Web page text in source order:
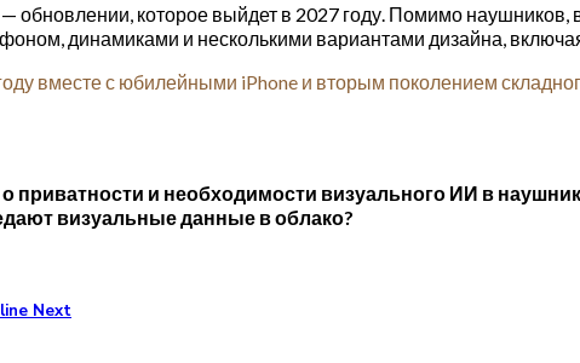
обновлении, которое выйдет в 2027 году. Помимо наушников,
динамиками и несколькими вариантами дизайна,
вместе с юбилейными iPhone и вторым поколением
и необходимости визуального ИИ в
визуальные данные в облако?
Next